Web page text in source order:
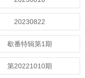
20230822
歇番特辑第1期
第20221010期